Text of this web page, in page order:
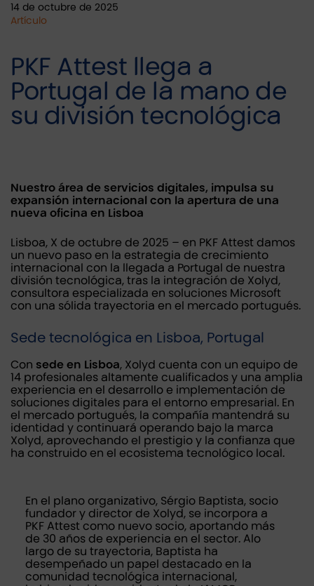
14 de octubre de 2025
Artículo
PKF Attest llega a
Portugal de la mano de
su división tecnológica
Nuestro área de servicios digitales, impulsa su
expansión internacional con la apertura de una
nueva oficina en Lisboa
Lisboa, X de octubre de 2025 – en PKF Attest damos
un nuevo paso en la estrategia de crecimiento
internacional con la llegada a Portugal de nuestra
división tecnológica, tras la integración de Xolyd,
consultora especializada en soluciones Microsoft
con una sólida trayectoria en el mercado portugués.
Sede tecnológica en Lisboa, Portugal
Con sede en Lisboa, Xolyd cuenta con un equipo de
14 profesionales altamente cualificados y una amplia
experiencia en el desarrollo e implementación de
soluciones digitales para el entorno empresarial. En
el mercado portugués, la compañía mantendrá su
identidad y continuará operando bajo la marca
Xolyd, aprovechando el prestigio y la confianza que
ha construido en el ecosistema tecnológico local.
En el plano organizativo, Sérgio Baptista, socio
fundador y director de Xolyd, se incorpora a
PKF Attest como nuevo socio, aportando más
de 30 años de experiencia en el sector. Alo
largo de su trayectoria, Baptista ha
desempeñado un papel destacado en la
comunidad tecnológica internacional,